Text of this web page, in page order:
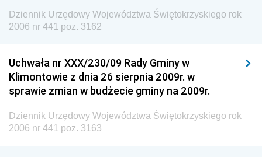
Dziennik Urzędowy Województwa Świętokrzyskiego rok
2006 nr 441 poz. 3162
Uchwała nr XXX/230/09 Rady Gminy w
Klimontowie z dnia 26 sierpnia 2009r. w
sprawie zmian w budżecie gminy na 2009r.
Dziennik Urzędowy Województwa Świętokrzyskiego rok
2006 nr 441 poz. 3163